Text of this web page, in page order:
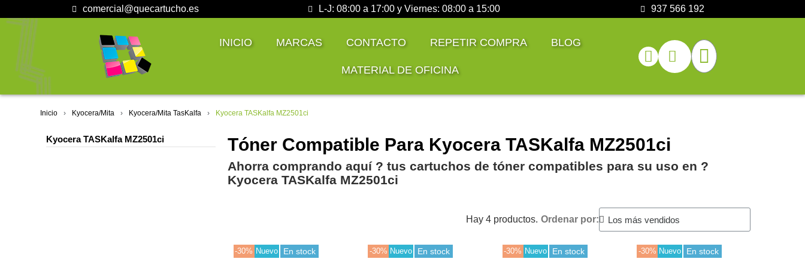
comercial@quecartucho.es L-J: 08:00 a 17:00 y Viernes: 08:00 a 15:00 937 566 192
INICIO MARCAS CONTACTO REPETIR COMPRA BLOG
MATERIAL DE OFICINA
Inicio Kyocera/Mita Kyocera/Mita TasKalfa Kyocera TASKalfa MZ2501ci
Kyocera TASKalfa MZ2501ci Tóner Compatible Para Kyocera TASKalfa MZ2501ci
Ahorra comprando aquí ? tus cartuchos de tóner compatibles para su uso en ?️
Kyocera TASKalfa MZ2501ci
Hay 4 productos. Ordenar por:
-30% Nuevo En stock -30% Nuevo En stock -30% Nuevo En stock -30% Nuevo En stock